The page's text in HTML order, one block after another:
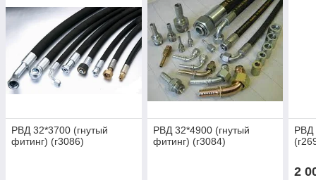
РВД 32*3700 (гнутый
фитинг) (г3086)
РВД 32*4900 (гнутый
фитинг) (г3084)
РВД
2